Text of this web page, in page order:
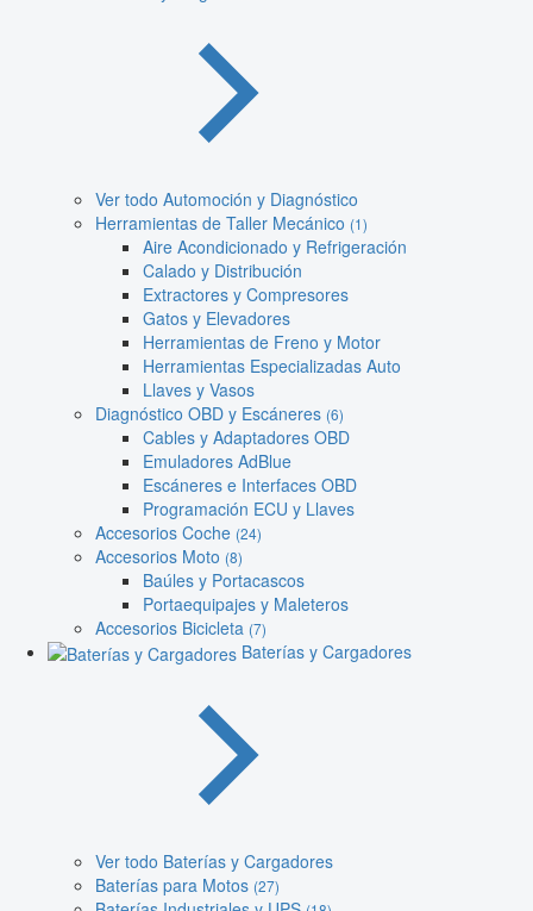
Ver todo Automoción y Diagnóstico
Herramientas de Taller Mecánico (1)
Aire Acondicionado y Refrigeración
Calado y Distribución
Extractores y Compresores
Gatos y Elevadores
Herramientas de Freno y Motor
Herramientas Especializadas Auto
Llaves y Vasos
Diagnóstico OBD y Escáneres (6)
Cables y Adaptadores OBD
Emuladores AdBlue
Escáneres e Interfaces OBD
Programación ECU y Llaves
Accesorios Coche (24)
Accesorios Moto (8)
Baúles y Portacascos
Portaequipajes y Maleteros
Accesorios Bicicleta (7)
Baterías y Cargadores
Ver todo Baterías y Cargadores
Baterías para Motos (27)